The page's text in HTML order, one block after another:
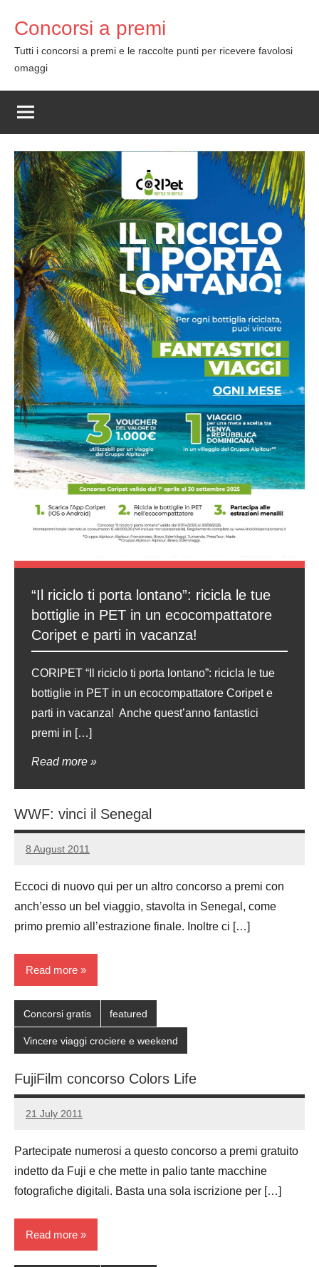
content
Concorsi a premi
Tutti i concorsi a premi e le raccolte punti per ricevere favolosi
omaggi
“Il riciclo ti porta lontano”: ricicla le tue
bottiglie in PET in un ecocompattatore
Coripet e parti in vacanza!
CORIPET “Il riciclo ti porta lontano”: ricicla le tue
bottiglie in PET in un ecocompattatore Coripet e
parti in vacanza! Anche quest’anno fantastici
premi in […]
Read more
WWF: vinci il Senegal
8 August 2011
Luca
No
Eccoci di nuovo qui per un altro concorso a premi con
anch’esso un bel viaggio, stavolta in Senegal, come
primo premio all’estrazione finale. Inoltre ci […]
Read more
Concorsi gratis featured
Vincere viaggi crociere e weekend
FujiFilm concorso Colors Life
21 July 2011
Luca
No
Partecipate numerosi a questo concorso a premi gratuito
indetto da Fuji e che mette in palio tante macchine
fotografiche digitali. Basta una sola iscrizione per […]
Read more